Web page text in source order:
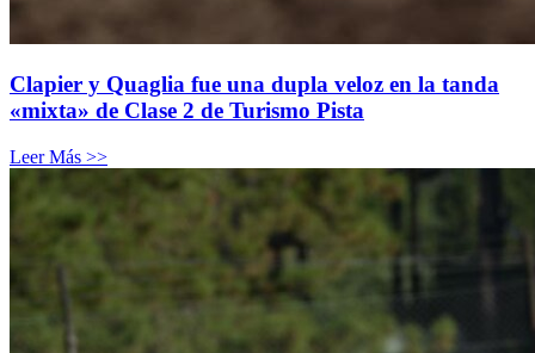
Clapier y Quaglia fue una dupla veloz en la tanda
«mixta» de Clase 2 de Turismo Pista
Leer Más >>